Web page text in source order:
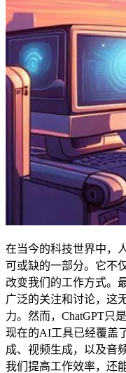
在当今的科技世界中，
可或缺的一部分。它不
改变我们的工作方式。
广泛的关注和讨论，这
力。然而，ChatGPT只
现在的AI工具已经覆盖
成、视频生成，以及音
我们提高工作效率，还